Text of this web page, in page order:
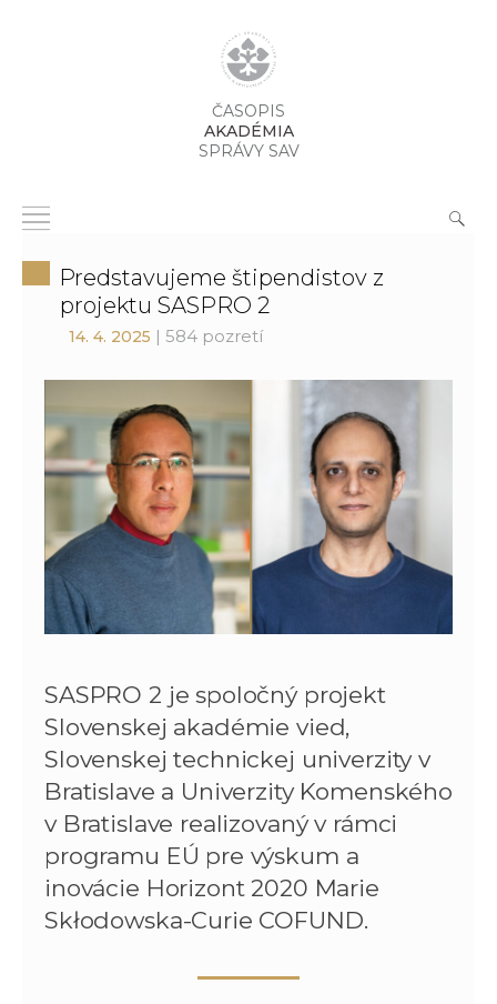
ČASOPIS
AKADÉMIA
SPRÁVY SAV
Predstavujeme štipendistov z
projektu SASPRO 2
14. 4. 2025 | 584 pozretí
SASPRO 2 je spoločný projekt
Slovenskej akadémie vied,
Slovenskej technickej univerzity v
Bratislave a Univerzity Komenského
v Bratislave realizovaný v rámci
programu EÚ pre výskum a
inovácie Horizont 2020 Marie
Skłodowska-Curie COFUND.